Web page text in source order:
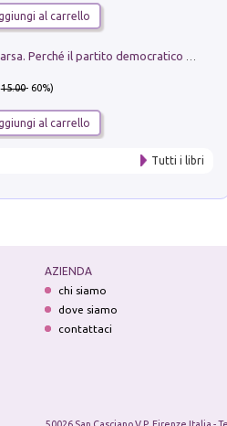
al carrello
15.00- 60%)
al carrello
Tutti i libri
AZIENDA
chi siamo
dove siamo
contattaci
50026 San Casciano V.P. Firenze Italia -